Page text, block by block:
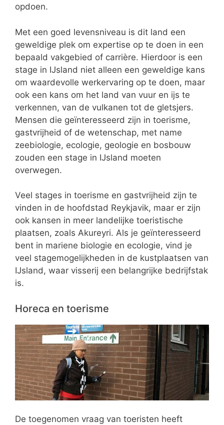
opdoen.
Met een goed levensniveau is dit land een
geweldige plek om expertise op te doen in een
bepaald vakgebied of carrière. Hierdoor is een
stage in IJsland niet alleen een geweldige kans
om waardevolle werkervaring op te doen, maar
ook een kans om het land van vuur en ijs te
verkennen, van de vulkanen tot de gletsjers.
Mensen die geïnteresseerd zijn in toerisme,
gastvrijheid of de wetenschap, met name
zeebiologie, ecologie, geologie en bosbouw
zouden een stage in IJsland moeten
overwegen.
Veel stages in toerisme en gastvrijheid zijn te
vinden in de hoofdstad Reykjavik, maar er zijn
ook kansen in meer landelijke toeristische
plaatsen, zoals Akureyri. Als je geïnteresseerd
bent in mariene biologie en ecologie, vind je
veel stagemogelijkheden in de kustplaatsen van
IJsland, waar visserij een belangrijke bedrijfstak
is.
Horeca en toerisme
De toegenomen vraag van toeristen heeft